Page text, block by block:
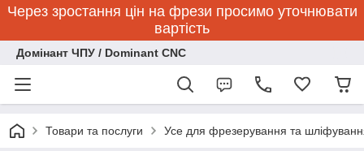
Через зростання цін на фрези просимо уточнювати
вартість
Домінант ЧПУ / Dominant CNC
Товари та послуги Усе для фрезерування та